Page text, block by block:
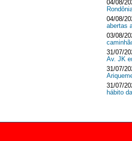
04/08/
04/08/
abertas
03/08/
31/07/
Av. JK
31/07/
31/07/
hábito